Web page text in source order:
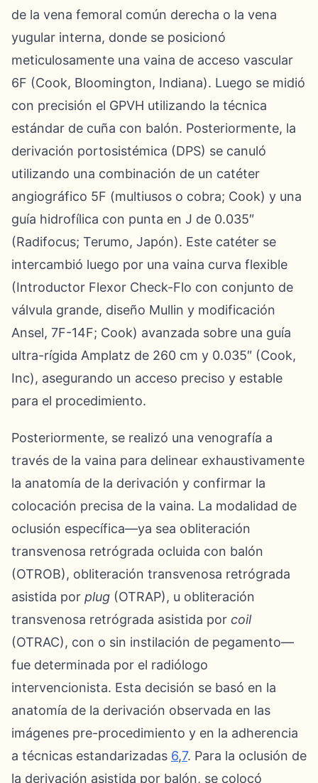
de la vena femoral común derecha o la vena
yugular interna, donde se posicionó
meticulosamente una vaina de acceso vascular
6F (Cook, Bloomington, Indiana). Luego se midió
con precisión el GPVH utilizando la técnica
estándar de cuña con balón. Posteriormente, la
derivación portosistémica (DPS) se canuló
utilizando una combinación de un catéter
angiográfico 5F (multiusos o cobra; Cook) y una
guía hidrofílica con punta en J de 0.035″
(Radifocus; Terumo, Japón). Este catéter se
intercambió luego por una vaina curva flexible
(Introductor Flexor Check-Flo con conjunto de
válvula grande, diseño Mullin y modificación
Ansel, 7F-14F; Cook) avanzada sobre una guía
ultra-rígida Amplatz de 260 cm y 0.035″ (Cook,
Inc), asegurando un acceso preciso y estable
para el procedimiento.
Posteriormente, se realizó una venografía a
través de la vaina para delinear exhaustivamente
la anatomía de la derivación y confirmar la
colocación precisa de la vaina. La modalidad de
oclusión específica—ya sea obliteración
transvenosa retrógrada ocluida con balón
(OTROB), obliteración transvenosa retrógrada
asistida por plug (OTRAP), u obliteración
transvenosa retrógrada asistida por coil
(OTRAC), con o sin instilación de pegamento—
fue determinada por el radiólogo
intervencionista. Esta decisión se basó en la
anatomía de la derivación observada en las
imágenes pre-procedimiento y en la adherencia
a técnicas estandarizadas 6,7. Para la oclusión de
la derivación asistida por balón, se colocó